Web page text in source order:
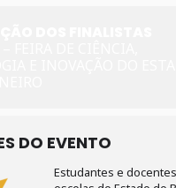
DO EVENTO
Estudantes e